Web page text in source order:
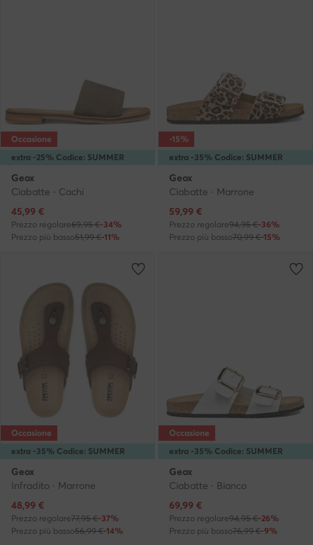
extra -25% Codice: SUMMER
Occasione
Geox
Ciabatte · Cachi
Prezzo attuale
45,99 €
Prezzo regolare69,95 €-34%
Prezzo più basso51,99 €-11%
extra -35% Codice: SUMMER
-15%
Geox
Ciabatte · Marrone
Prezzo attuale
59,99 €
Prezzo regolare94,95 €-36%
Prezzo più basso70,99 €-15%
extra -35% Codice: SUMMER
Occasione
Geox
Infradito · Marrone
Prezzo attuale
48,99 €
Prezzo regolare77,95 €-37%
Prezzo più basso56,99 €-14%
extra -35% Codice: SUMMER
Occasione
Geox
Ciabatte · Bianco
Prezzo attuale
69,99 €
Prezzo regolare94,95 €-26%
Prezzo più basso76,99 €-9%